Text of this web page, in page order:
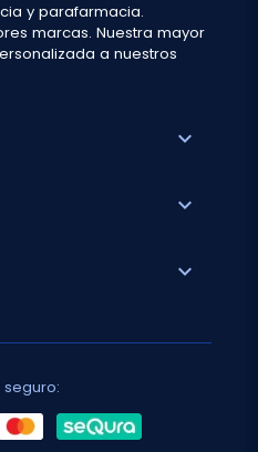
y parafarmacia.
marcas. Nuestra mayor
a nuestros
expand_more
expand_more
expand_more